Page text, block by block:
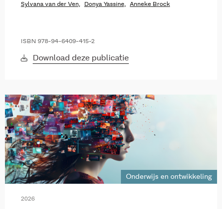
Sylvana van der Ven, Donya Yassine, Anneke Brock
ISBN 978-94-6409-415-2
Download deze publicatie
Onderwijs en ontwikkeling
2026